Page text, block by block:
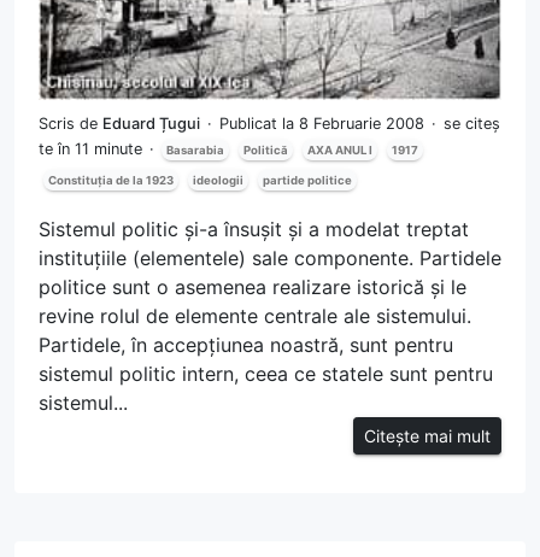
Scris de Eduard Țugui Publicat la 8 Februarie 2008
se citeș
te în 11 minute
Basarabia Politică AXA ANUL I 1917
Constituția de la 1923 ideologii partide politice
Sistemul politic și-a însușit și a modelat treptat
instituțiile (elementele) sale componente. Partidele
politice sunt o asemenea realizare istorică și le
revine rolul de elemente centrale ale sistemului.
Partidele, în accepțiunea noastră, sunt pentru
sistemul politic intern, ceea ce statele sunt pentru
sistemul...
Citește mai mult